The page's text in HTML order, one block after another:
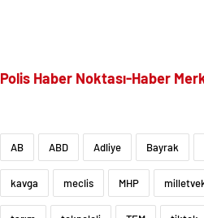
Polis Haber Noktası-Haber
AB ABD Adliye Bayrak
kavga meclis MHP